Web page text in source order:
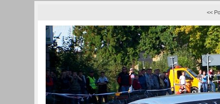
<<